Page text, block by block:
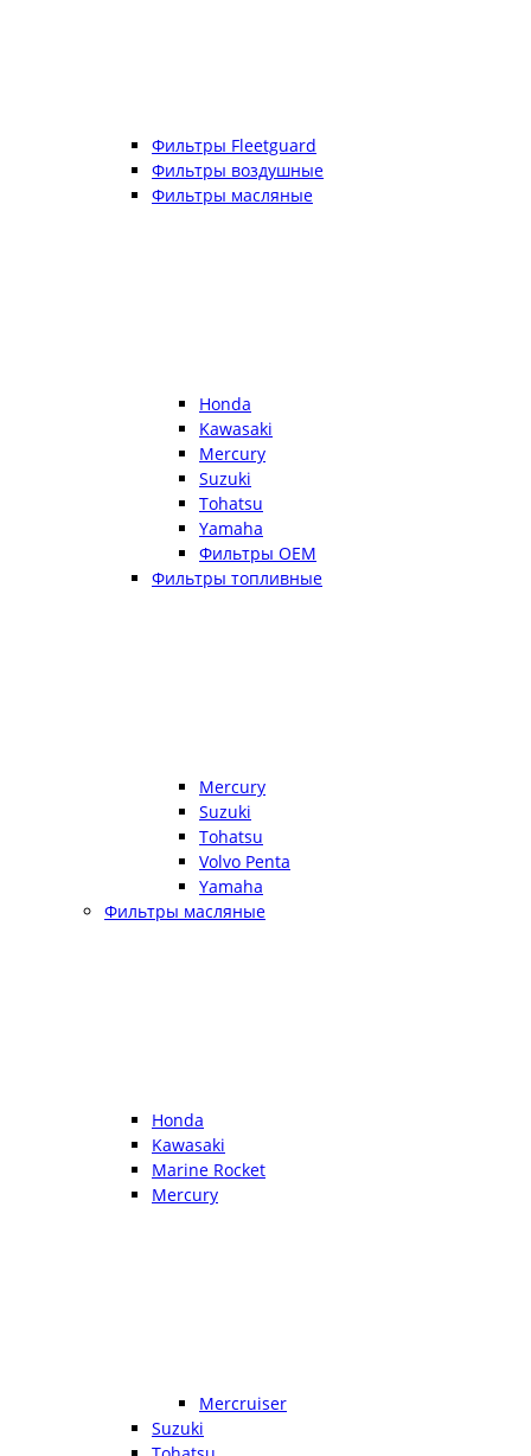
Фильтры Fleetguard
Фильтры воздушные
Фильтры масляные
Honda
Kawasaki
Mercury
Suzuki
Tohatsu
Yamaha
Фильтры OEM
Фильтры топливные
Mercury
Suzuki
Tohatsu
Volvo Penta
Yamaha
Фильтры масляные
Honda
Kawasaki
Marine Rocket
Mercury
Mercruiser
Suzuki